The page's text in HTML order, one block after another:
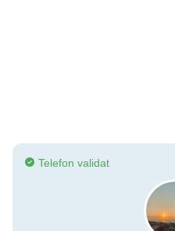
Telefon validat